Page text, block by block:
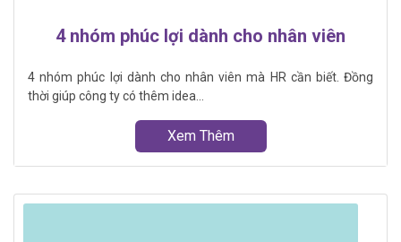
4 nhóm phúc lợi dành cho nhân viên
4 nhóm phúc lợi dành cho nhân viên mà HR cần biết. Đồng
thời giúp công ty có thêm idea...
Xem Thêm